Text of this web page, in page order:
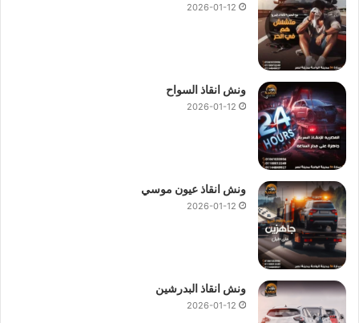
2026-01-12
ونش انقاذ السواح
2026-01-12
ونش انقاذ عيون موسي
2026-01-12
ونش انقاذ البدرشين
2026-01-12